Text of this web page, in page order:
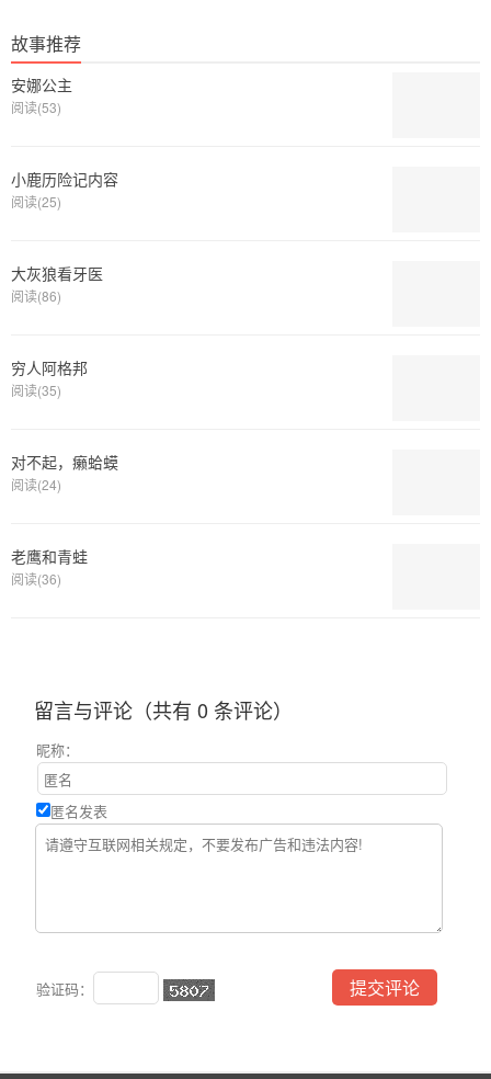
故事推荐
安娜公主
阅读(53)
小鹿历险记内容
阅读(25)
大灰狼看牙医
阅读(86)
穷人阿格邦
阅读(35)
对不起，癞蛤蟆
阅读(24)
老鹰和青蛙
阅读(36)
留言与评论（共有 0 条评论）
昵称：
匿名发表
验证码：